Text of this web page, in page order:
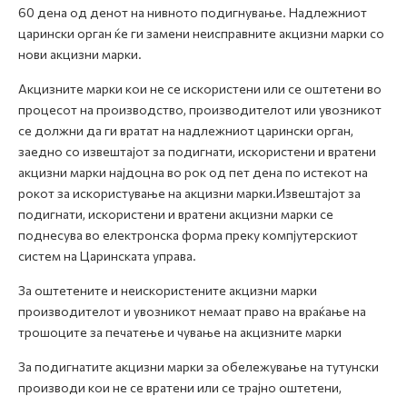
60 дена од денот на нивното подигнување. Надлежниот
царински орган ќе ги замени неисправните акцизни марки со
нови акцизни марки.
Акцизните марки кои не се искористени или се оштетени во
процесот на производство, производителот или увозникот
се должни да ги вратат на надлежниот царински орган,
заедно со извештајот за подигнати, искористени и вратени
акцизни марки најдоцна во рок од пет дена по истекот на
рокот за искористување на акцизни марки.Извештајот за
подигнати, искористени и вратени акцизни марки се
поднесува во електронска форма преку компјутерскиот
систем на Царинската управа.
За оштетените и неискористените акцизни марки
производителот и увозникот немаат право на враќање на
трошоците за печатење и чување на акцизните марки
За подигнатите акцизни марки за обележување на тутунски
производи кои не се вратени или се трајно оштетени,